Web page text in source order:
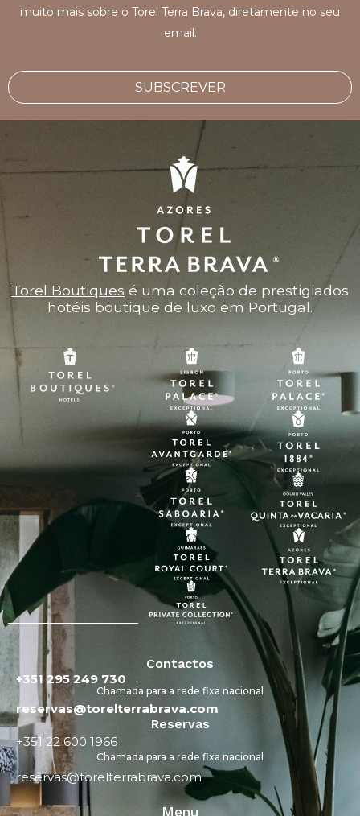
muito mais sobre o Torel Terra Brava, diretamente no seu
email.
SUBSCREVER
Torel Boutiques é uma coleção de prestigiados
hotéis boutique de luxo em Portugal.
Contactos
+351 295 249 730
Chamada para a rede fixa nacional
reservas@torelterrabrava.com
Reservas
+351 22 600 1966
Chamada para a rede fixa nacional
reservas@torelterrabrava.com
Menu